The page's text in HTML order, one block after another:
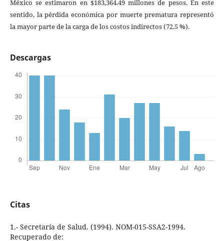
México se estimaron en $183,364.49 millones de pesos. En este
sentido, la pérdida económica por muerte prematura representó
la mayor parte de la carga de los costos indirectos (72.5 %).
Descargas
Citas
1.- Secretaría de Salud. (1994). NOM-015-SSA2-1994.
Recuperado de: